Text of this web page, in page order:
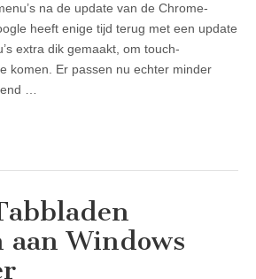
extra
dikke
browsermenu’s
uitschakelen
na de update van de Chrome-
heeft enige tijd terug met een update
extra dik gemaakt, om touch-
komen. Er passen nu echter minder
…
aan Windows